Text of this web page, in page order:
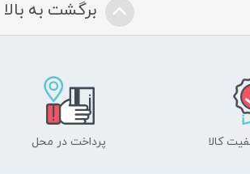
برگشت به بالا
کالا پرداخت در محل